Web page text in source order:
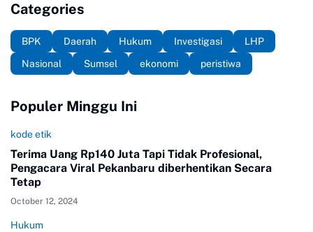
Categories
BPK Daerah Hukum Investigasi
LHP
Nasional
Sumsel ekonomi peristiwa
Populer Minggu Ini
kode etik
Terima Uang Rp140 Juta Tapi Tidak Profesional,
Pengacara Viral Pekanbaru diberhentikan Secara
Tetap
October 12, 2024
Hukum